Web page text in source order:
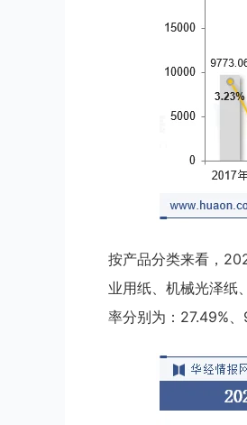
按产品分类来看，
业用纸、机械光泽纸
率分别为：27.49%、